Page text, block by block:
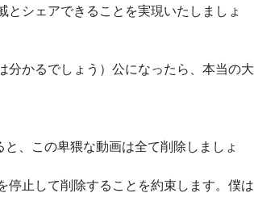
シェアできることを実現いたしましょ
かるでしょう）公になったら、本当の大
、この卑猥な動画は全て削除しましょ
止して削除することを約束します。僕は